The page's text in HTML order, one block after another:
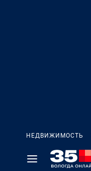
НЕДВИЖИМОСТЬ